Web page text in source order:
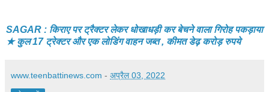
SAGAR : किराए पर ट्रैक्टर लेकर धोखाधड़ी कर बेचने वाला गिरोह पकड़ाया
★ कुल 17 ट्रेक्टर और एक लोडिंग वाहन जब्त , कीमत डेढ़ करोड़ रुपये
www.teenbattinews.com - अप्रैल 03, 2022